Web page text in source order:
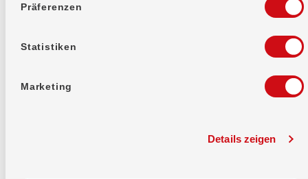
Präferenzen
Statistiken
Marketing
Details zeigen